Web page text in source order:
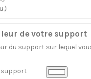
de votre support
du support sur lequel
support